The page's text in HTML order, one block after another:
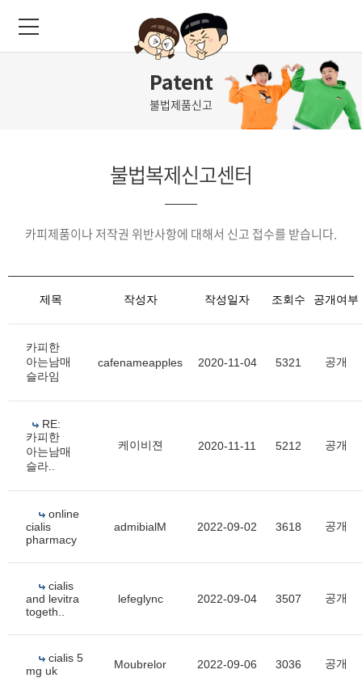
Patent
불법제품신고
불법복제신고센터
카피제품이나 저작권 위반사항에 대해서 신고 접수를 받습니다.
제목 작성자 작성일자 조회수 공개여부
카피한
아는남매
슬라임
cafenameapples 2020-11-04 5321 공개
RE:
카피한
아는남매
슬라..
케이비젼 2020-11-11 5212 공개
online
cialis
pharmacy
admibialM 2022-09-02 3618 공개
cialis
and levitra
togeth..
lefeglync 2022-09-04 3507 공개
cialis 5
mg uk
Moubrelor 2022-09-06 3036 공개